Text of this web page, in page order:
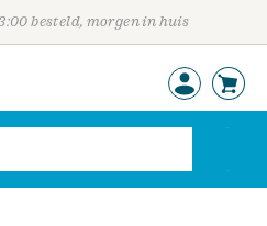
besteld, morgen in huis